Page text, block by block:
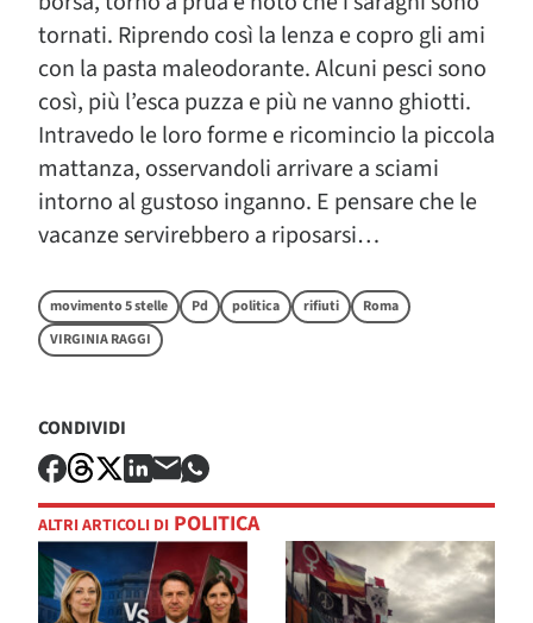
tornati. Riprendo così la lenza e copro gli ami
con la pasta maleodorante. Alcuni pesci sono
così, più l’esca puzza e più ne vanno ghiotti.
Intravedo le loro forme e ricomincio la piccola
mattanza, osservandoli arrivare a sciami
intorno al gustoso inganno. E pensare che le
vacanze servirebbero a riposarsi…
movimento 5 stelle Pd politica rifiuti
Roma
VIRGINIA RAGGI
CONDIVIDI
ALTRI ARTICOLI DI POLITICA